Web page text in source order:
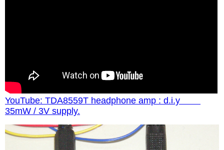
YouTube: TDA8559T headphone amp : d.i.y
35mW / 3V supply.